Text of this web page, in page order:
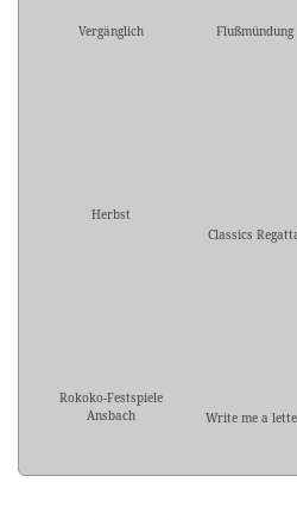
Vergänglich Flußmündung
Herbst
Classics
Rokoko-Festspiele
Ansbach
Write me a